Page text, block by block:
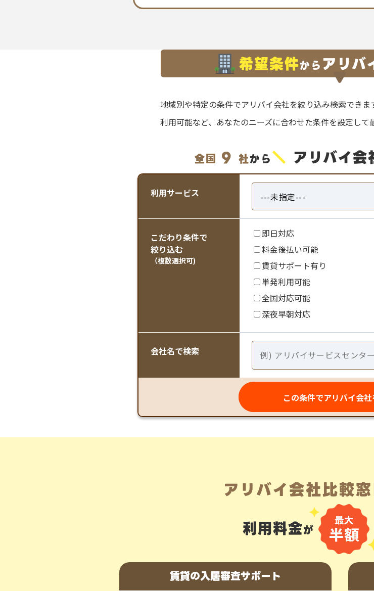
09月10日03時40分にお申し込み 20代 キャバ
09月09日03時39分にお申し込み 30代 個人事
09月09日03時39分にお申し込み 30代 個人事
希望条件からアリバ
地域別や特定の条件でアリバイ会社を絞り込み検索でき
利用可能など、あなたのニーズに合わせた条件を設定して
全国 9 社から＼ アリバイ会
利用サービス
こだわり条件で
絞り込む
（複数選択可)
即日対応
料金後払い可能
賃貸サポート有り
単発利用可能
全国対応可能
深夜早朝対応
会社名で検索
アリバイ会社比較
利用料金が
賃貸の入居審査サポート